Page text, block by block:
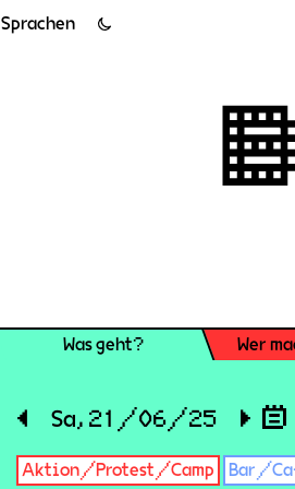
Sprachen
Was geht? Wer
◀ Sa, 21/06/25 ▶
Aktion/Protest/Camp Bar/